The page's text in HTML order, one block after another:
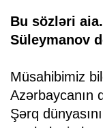
Bu sözləri
Süleymanov
Müsahibimiz
Azərbaycanın
Şərq